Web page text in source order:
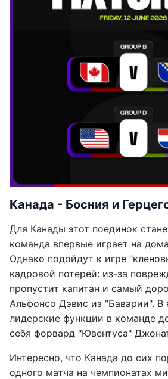
Канада - Босния и
Для Канады этот поединок
команда впервые играет на
Однако подойдут к игре
кадровой потерей: из-за
пропустит капитан и самый
Альфонсо Дэвис из "Баварии". В
лидерские функции в команде
себя форвард "Ювентуса"
Интересно, что Канада до сих
одного матча на чемпионатах